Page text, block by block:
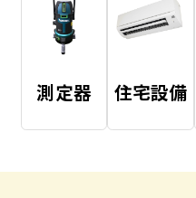
測定器 住宅設備